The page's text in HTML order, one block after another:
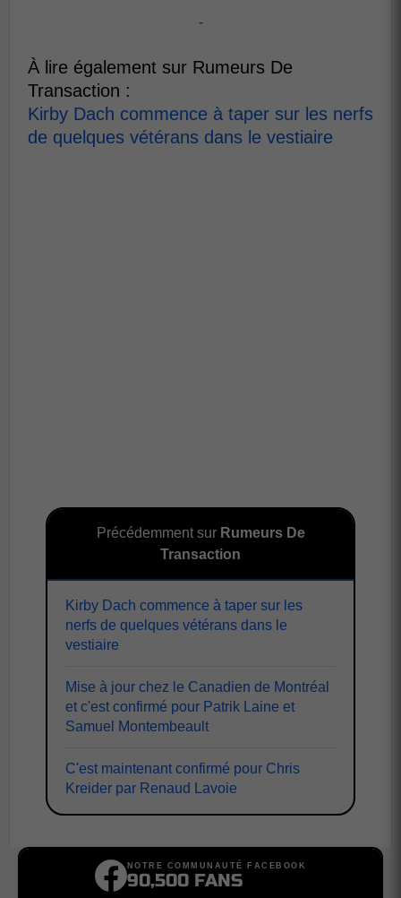
-
À lire également sur Rumeurs De
Transaction :
Kirby Dach commence à taper sur les nerfs
de quelques vétérans dans le vestiaire
Précédemment sur Rumeurs De
Transaction
Kirby Dach commence à taper sur les
nerfs de quelques vétérans dans le
vestiaire
Mise à jour chez le Canadien de Montréal
et c'est confirmé pour Patrik Laine et
Samuel Montembeault
C'est maintenant confirmé pour Chris
Kreider par Renaud Lavoie
NOTRE COMMUNAUTÉ FACEBOOK
90,500 FANS